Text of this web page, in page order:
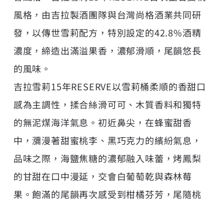
風格，由吉拉製酒團隊與台灣尚格酒業共同研
發，以傳世雪莉配方，特別設定的42.8%酒精
濃度，締造出滿溢果香，濃郁滑順，尾韻悠長
的風味。
吉拉雪莉15年RESERVE以雪莉桶柔順的香甜口
感為主調性，揉合絲滑可可、木質香料和獨特
的無泥煤海洋氣息。初近鼻尖，在蜂蜜甜香
中，瀰漫著甜蜜桃李、黑巧克力的繽紛氣息，
品味之際，海鹽焦糖的濃郁融入味蕾，烤鳳梨
的甘甜在口中漫延，交會白葡萄乾與森林莓
果。飽滿的尾韻再次感受到柑橘芬芳，尾隨桃